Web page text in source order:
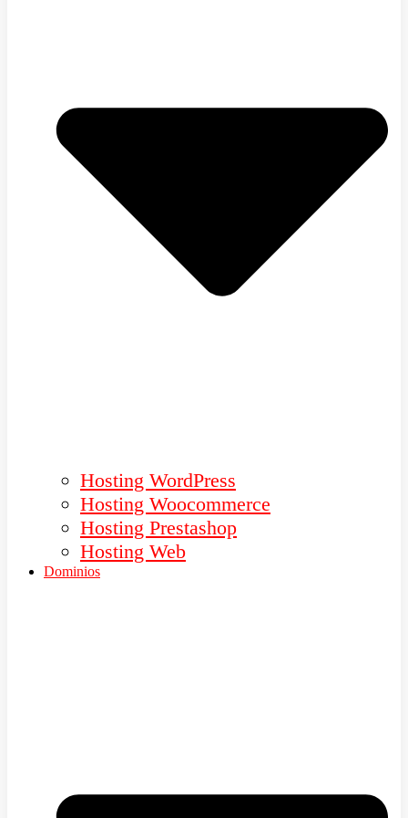
Hosting WordPress
Hosting Woocommerce
Hosting Prestashop
Hosting Web
Dominios